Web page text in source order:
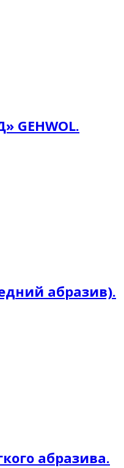
абразив).
абразива.